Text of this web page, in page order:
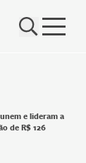
e lideram a
de R$ 126